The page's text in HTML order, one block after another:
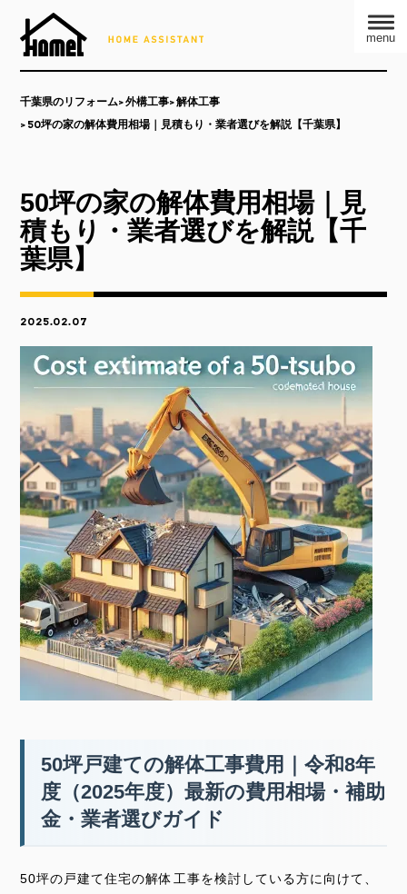
menu
千葉県のリフォーム 外構工事
解体工事
50坪の家の解体費用相場｜見積もり・業者選びを解説【千葉県】
50坪の家の解体費用相場｜見
積もり・業者選びを解説【千
葉県】
2025.02.07
50坪戸建ての解体工事費用｜令和8年
度（2025年度）最新の費用相場・補助
金・業者選びガイド
50坪の戸建て住宅の解体工事を検討している方に向けて、